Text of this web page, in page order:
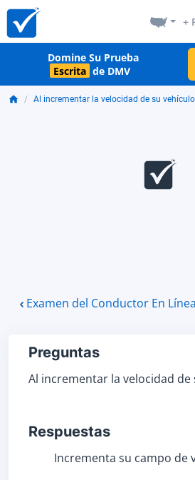
+
Domine Su Prueba
Escrita de DMV
Al incrementar la velocidad de su
Examen del Conductor En
Preguntas
Al incrementar la velocidad de
Respuestas
Incrementa su campo de